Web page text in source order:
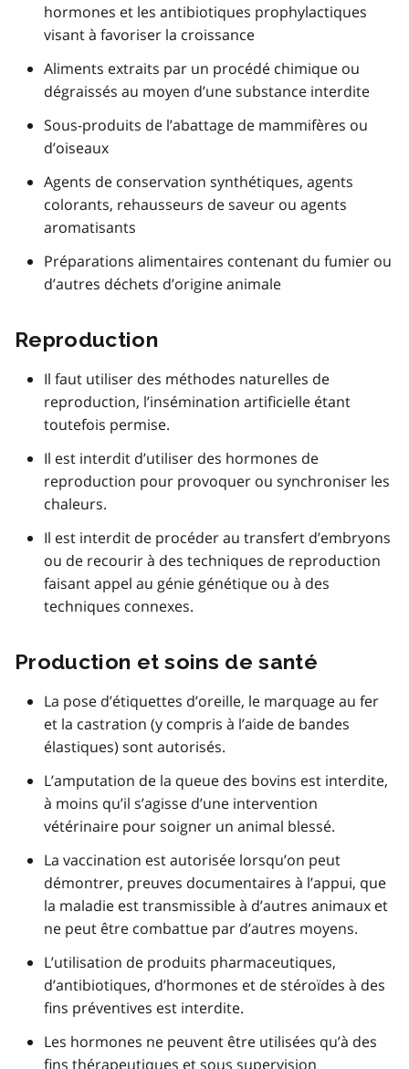
hormones et les antibiotiques prophylactiques
visant à favoriser la croissance
Aliments extraits par un procédé chimique ou
dégraissés au moyen d’une substance interdite
Sous-produits de l’abattage de mammifères ou
d’oiseaux
Agents de conservation synthétiques, agents
colorants, rehausseurs de saveur ou agents
aromatisants
Préparations alimentaires contenant du fumier ou
d’autres déchets d’origine animale
Reproduction
Il faut utiliser des méthodes naturelles de
reproduction, l’insémination artificielle étant
toutefois permise.
Il est interdit d’utiliser des hormones de
reproduction pour provoquer ou synchroniser les
chaleurs.
Il est interdit de procéder au transfert d’embryons
ou de recourir à des techniques de reproduction
faisant appel au génie génétique ou à des
techniques connexes.
Production et soins de santé
La pose d’étiquettes d’oreille, le marquage au fer
et la castration (y compris à l’aide de bandes
élastiques) sont autorisés.
L’amputation de la queue des bovins est interdite,
à moins qu’il s’agisse d’une intervention
vétérinaire pour soigner un animal blessé.
La vaccination est autorisée lorsqu’on peut
démontrer, preuves documentaires à l’appui, que
la maladie est transmissible à d’autres animaux et
ne peut être combattue par d’autres moyens.
L’utilisation de produits pharmaceutiques,
d’antibiotiques, d’hormones et de stéroïdes à des
fins préventives est interdite.
Les hormones ne peuvent être utilisées qu’à des
fins thérapeutiques et sous supervision